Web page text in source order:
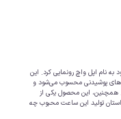
نام اپل واچ رونمایی کرد. این
پوشیدنی محسوب می‌شود و
این محصول یکی از
تولید این ساعت محبوب چه